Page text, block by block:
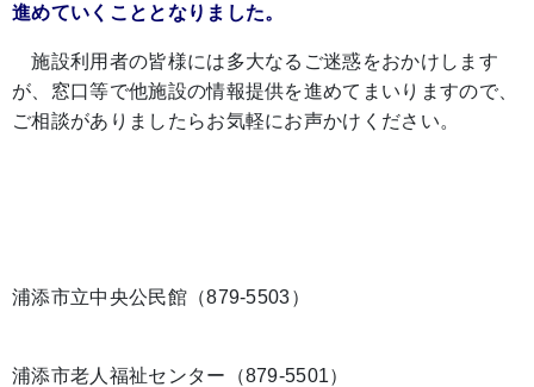
進めていくこととなりました。
施設利用者の皆様には多大なるご迷惑をおかけします
が、窓口等で他施設の情報提供を進めてまいりますので、
ご相談がありましたらお気軽にお声かけください。
浦添市立中央公民館（879-5503）
浦添市老人福祉センター（879-5501）